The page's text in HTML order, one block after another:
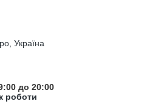
Україна
до 20:00
роботи